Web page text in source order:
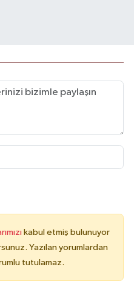
kabul etmiş bulunuyor
Yazılan yorumlardan
tutulamaz.